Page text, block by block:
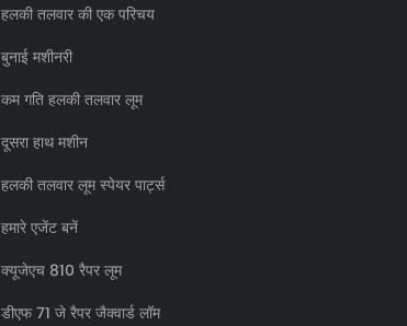
हलकी तलवार की एक परिचय
बुनाई मशीनरी
कम गति हलकी तलवार लूम
दूसरा हाथ मशीन
हलकी तलवार लूम स्पेयर पार्ट्स
हमारे एजेंट बनें
क्यूजेएच 810 रैपर लूम
डीएफ 71 जे रैपर जैक्वार्ड लॉम